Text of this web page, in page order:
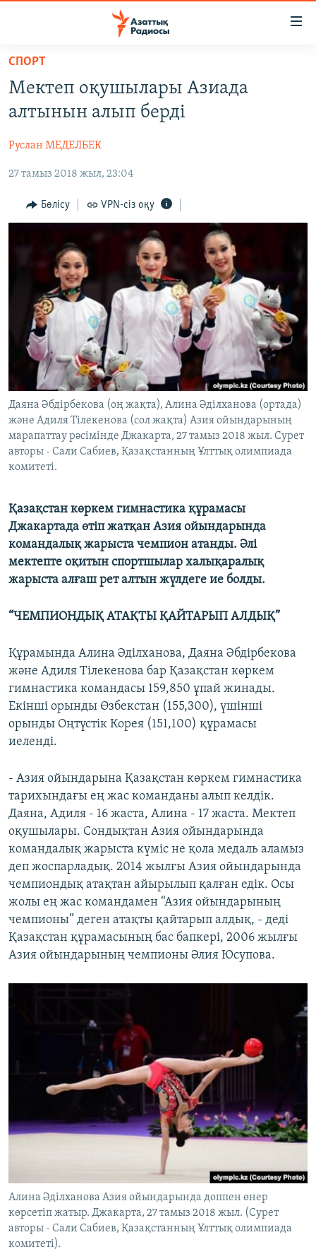
Skip
main
content
to
Navigation
ҚАҢТАР ОҚИҒАСЫ
АДАМ ҚҰҚЫҚТАРЫ
ӘЛЕУМЕТ
АРНАЙЫ ЖОБАЛАР
Русский
ЖАЗЫЛЫҢЫЗ
Басқа тілдерде
СПОРТ
Мектеп оқушылары Азиада
алтынын алып берді
Руслан МЕДЕЛБЕК
27 тамыз 2018 жыл, 23:04
Бөлісу VPN-сіз оқу
Даяна Әбдірбекова (оң жақта), Алина Әділханова (ортада)
және Адиля Тілекенова (сол жақта) Азия ойындарының
марапаттау рәсімінде Джакарта, 27 тамыз 2018 жыл. Сурет
авторы - Сали Сабиев, Қазақстанның Ұлттық олимпиада
комитеті.
Қазақстан көркем гимнастика құрамасы
Джакартада өтіп жатқан Азия ойындарында
командалық жарыста чемпион атанды. Әлі
мектепте оқитын спортшылар халықаралық
жарыста алғаш рет алтын жүлдеге ие болды.
“ЧЕМПИОНДЫҚ АТАҚТЫ ҚАЙТАРЫП АЛДЫҚ”
Құрамында Алина Әділханова, Даяна Әбдірбекова
және Адиля Тілекенова бар Қазақстан көркем
гимнастика командасы 159,850 ұпай жинады.
Екінші орынды Өзбекстан (155,300), үшінші
орынды Оңтүстік Корея (151,100) құрамасы
иеленді.
- Азия ойындарына Қазақстан көркем гимнастика
тарихындағы ең жас команданы алып келдік.
Даяна, Адиля - 16 жаста, Алина - 17 жаста. Мектеп
оқушылары. Сондықтан Азия ойындарында
командалық жарыста күміс не қола медаль аламыз
деп жоспарладық. 2014 жылғы Азия ойындарында
чемпиондық атақтан айырылып қалған едік. Осы
жолы ең жас командамен “Азия ойындарының
чемпионы” деген атақты қайтарып алдық, - деді
Қазақстан құрамасының бас бапкері, 2006 жылғы
Азия ойындарының чемпионы Әлия Юсупова.
Алина Әділханова Азия ойындарында доппен өнер
көрсетіп жатыр. Джакарта, 27 тамыз 2018 жыл. (Сурет
авторы - Сали Сабиев, Қазақстанның Ұлттық олимпиада
комитеті).